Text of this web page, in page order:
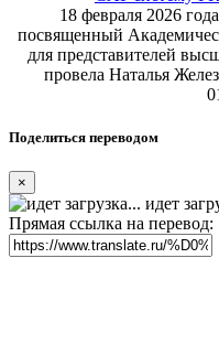
18 февраля 2026
посвященный
для представителей
провела Наталья
Поделиться переводом
×
идет
Прямая ссылка на перевод: